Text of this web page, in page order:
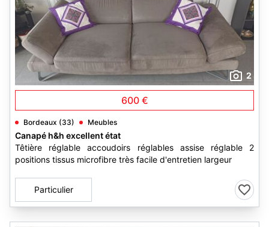
2
600 €
Bordeaux (33) Meubles
Canapé h&h excellent état
Têtière réglable accoudoirs réglables assise réglable 2
positions tissus microfibre très facile d'entretien largeur
Particulier